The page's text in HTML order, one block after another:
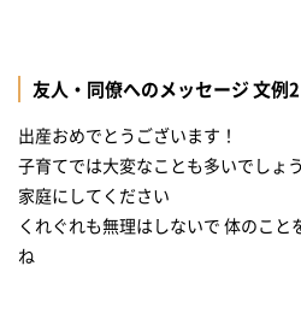
友人・同僚へのメッセージ 文例2
出産おめでとうございます！
子育てでは大変なことも多いでしょ
家庭にしてください
くれぐれも無理はしないで 体のこ
ね